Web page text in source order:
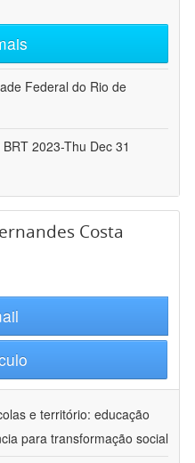
Federal do Rio de
2023-Thu Dec 31
Costa
e território: educação
para transformação social